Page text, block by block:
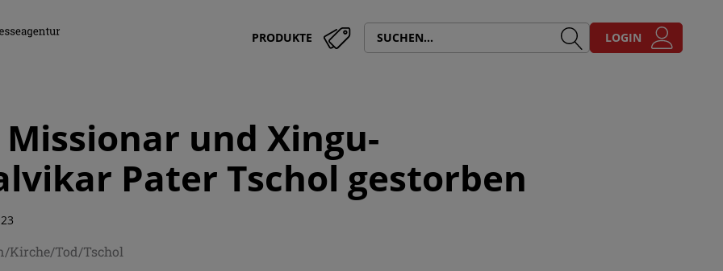
PRODUKTE LOGIN
und Xingu-
Pater Tschol gestorben
Kirche/Tod/Tschol